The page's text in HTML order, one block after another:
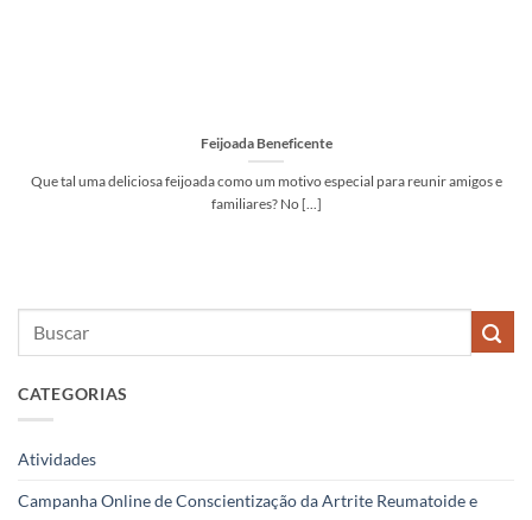
Feijoada Beneficente
Que tal uma deliciosa feijoada como um motivo especial para reunir amigos e
familiares? No [...]
CATEGORIAS
Atividades
Campanha Online de Conscientização da Artrite Reumatoide e